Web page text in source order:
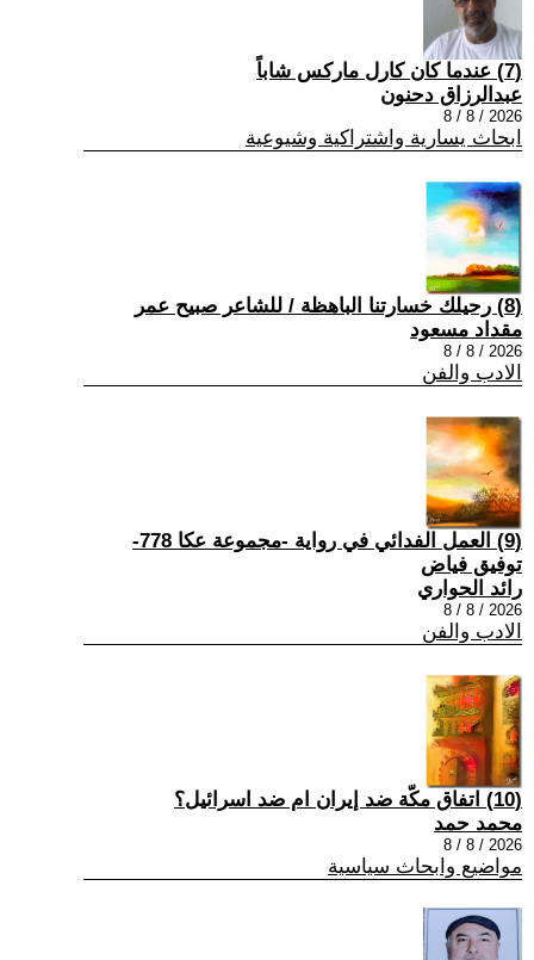
(7) عندما كان كارل ماركس شاباً
عبدالرزاق دحنون
2026 / 8 / 8
ابحاث يسارية واشتراكية وشيوعية
(8) رحيلك خسارتنا الباهظة / للشاعر صبيح عمر
مقداد مسعود
2026 / 8 / 8
الادب والفن
(9) العمل الفدائي في رواية -مجموعة عكا 778-
توفيق فياض
رائد الحواري
2026 / 8 / 8
الادب والفن
(10) اتفاق مكّة ضد إيران ام ضد اسرائيل؟
محمد حمد
2026 / 8 / 8
مواضيع وابحاث سياسية